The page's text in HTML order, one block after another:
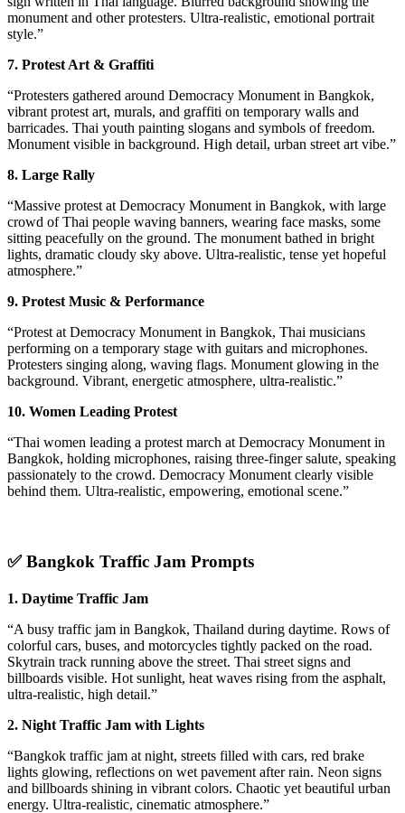
monument and other protesters. Ultra-realistic, emotional portrait
style.”
7. Protest Art & Graffiti
“Protesters gathered around Democracy Monument in Bangkok,
vibrant protest art, murals, and graffiti on temporary walls and
barricades. Thai youth painting slogans and symbols of freedom.
Monument visible in background. High detail, urban street art vibe.”
8. Large Rally
“Massive protest at Democracy Monument in Bangkok, with large
crowd of Thai people waving banners, wearing face masks, some
sitting peacefully on the ground. The monument bathed in bright
lights, dramatic cloudy sky above. Ultra-realistic, tense yet hopeful
atmosphere.”
9. Protest Music & Performance
“Protest at Democracy Monument in Bangkok, Thai musicians
performing on a temporary stage with guitars and microphones.
Protesters singing along, waving flags. Monument glowing in the
background. Vibrant, energetic atmosphere, ultra-realistic.”
10. Women Leading Protest
“Thai women leading a protest march at Democracy Monument in
Bangkok, holding microphones, raising three-finger salute, speaking
passionately to the crowd. Democracy Monument clearly visible
behind them. Ultra-realistic, empowering, emotional scene.”
✅Bangkok Traffic Jam Prompts
1. Daytime Traffic Jam
“A busy traffic jam in Bangkok, Thailand during daytime. Rows of
colorful cars, buses, and motorcycles tightly packed on the road.
Skytrain track running above the street. Thai street signs and
billboards visible. Hot sunlight, heat waves rising from the asphalt,
ultra-realistic, high detail.”
2. Night Traffic Jam with Lights
“Bangkok traffic jam at night, streets filled with cars, red brake
lights glowing, reflections on wet pavement after rain. Neon signs
and billboards shining in vibrant colors. Chaotic yet beautiful urban
energy. Ultra-realistic, cinematic atmosphere.”